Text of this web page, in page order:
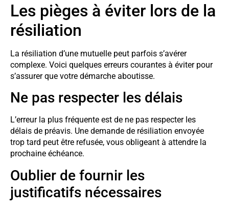
Les pièges à éviter lors de la
résiliation
La résiliation d’une mutuelle peut parfois s’avérer
complexe. Voici quelques erreurs courantes à éviter pour
s’assurer que votre démarche aboutisse.
Ne pas respecter les délais
L’erreur la plus fréquente est de ne pas respecter les
délais de préavis. Une demande de résiliation envoyée
trop tard peut être refusée, vous obligeant à attendre la
prochaine échéance.
Oublier de fournir les
justificatifs nécessaires